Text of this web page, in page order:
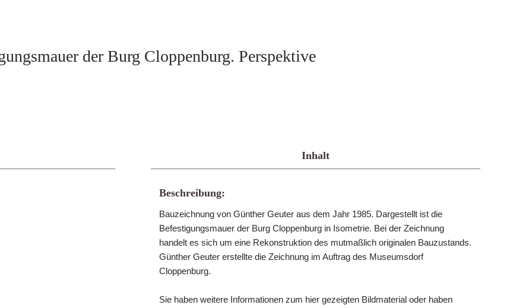
der Burg Cloppenburg. Perspektive
Inhalt
Beschreibung:
Bauzeichnung von Günther Geuter aus dem Jahr 1985. Dargestellt ist die
Befestigungsmauer der Burg Cloppenburg in Isometrie. Bei der Zeichnung
handelt es sich um eine Rekonstruktion des mutmaßlich originalen Bauzustands.
Günther Geuter erstellte die Zeichnung im Auftrag des Museumsdorf
Cloppenburg.
Sie haben weitere Informationen zum hier gezeigten Bildmaterial oder haben